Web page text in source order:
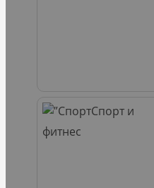
Спорт и
фитнес